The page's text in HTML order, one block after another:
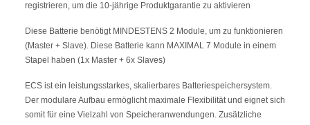
registrieren, um die 10-jährige Produktgarantie zu aktivieren
Diese Batterie benötigt MINDESTENS 2 Module, um zu funktionieren
(Master + Slave). Diese Batterie kann MAXIMAL 7 Module in einem
Stapel haben (1x Master + 6x Slaves)
ECS ist ein leistungsstarkes, skalierbares Batteriespeichersystem.
Der modulare Aufbau ermöglicht maximale Flexibilität und eignet sich
somit für eine Vielzahl von Speicheranwendungen. Zusätzliche